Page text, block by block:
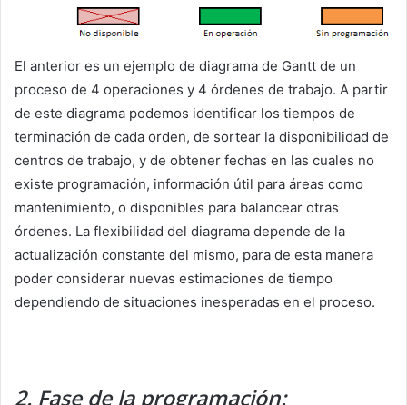
El anterior es un ejemplo de diagrama de Gantt de un
proceso de 4 operaciones y 4 órdenes de trabajo. A partir
de este diagrama podemos identificar los tiempos de
terminación de cada orden, de sortear la disponibilidad de
centros de trabajo, y de obtener fechas en las cuales no
existe programación, información útil para áreas como
mantenimiento, o disponibles para balancear otras
órdenes. La flexibilidad del diagrama depende de la
actualización constante del mismo, para de esta manera
poder considerar nuevas estimaciones de tiempo
dependiendo de situaciones inesperadas en el proceso.
2. Fase de la programación: